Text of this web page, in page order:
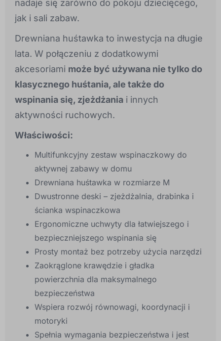
nadaje się zarówno do pokoju dziecięcego,
jak i sali zabaw.
Drewniana huśtawka to inwestycja na długie
lata. W połączeniu z dodatkowymi
akcesoriami może być używana nie tylko do
klasycznego huśtania, ale także do
wspinania się, zjeżdżania i innych
aktywności ruchowych.
Właściwości:
Multifunkcyjny zestaw wspinaczkowy do
aktywnej zabawy w domu
Drewniana huśtawka w rozmiarze M
Dwustronne deski – zjeżdżalnia, drabinka i
ścianka wspinaczkowa
Ergonomiczne uchwyty dla łatwiejszego i
bezpieczniejszego wspinania się
Prosty montaż bez potrzeby użycia narzędzi
Zaokrąglone krawędzie i gładka
powierzchnia dla maksymalnego
bezpieczeństwa
Wspiera rozwój równowagi, koordynacji i
motoryki
Spełnia wymagania bezpieczeństwa i jest